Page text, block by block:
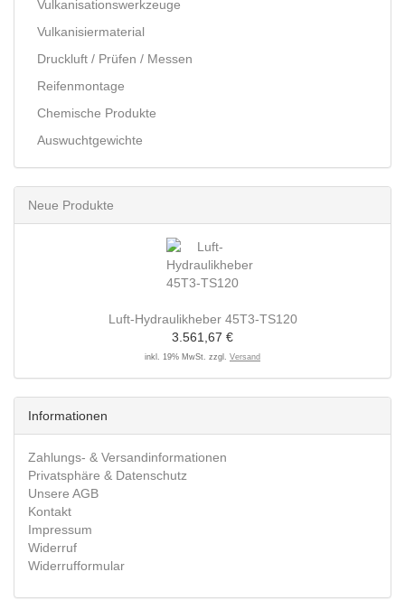
Vulkanisationswerkzeuge
Vulkanisiermaterial
Druckluft / Prüfen / Messen
Reifenmontage
Chemische Produkte
Auswuchtgewichte
Neue Produkte
Luft-Hydraulikheber 45T3-TS120
3.561,67 €
inkl. 19% MwSt. zzgl. Versand
Informationen
Zahlungs- & Versandinformationen
Privatsphäre & Datenschutz
Unsere AGB
Kontakt
Impressum
Widerruf
Widerrufformular